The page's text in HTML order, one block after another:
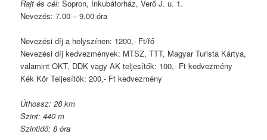
Rajt és cél: Sopron, Inkubátorház, Verő J. u. 1.
Nevezés: 7.00 – 9.00 óra
Nevezési díj a helyszínen: 1200,- Ft/fő
Nevezési díj kedvezmények: MTSZ, TTT, Magyar Turista Kártya,
valamint OKT, DDK vagy AK teljesítők: 100,- Ft kedvezmény
Kék Kör Teljesítők: 200,- Ft kedvezmény
Úthossz: 28 km
Szint: 440 m
Szintidő: 8 óra